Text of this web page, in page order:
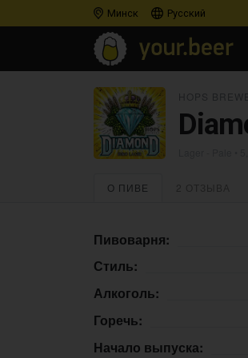
Минск Русский
О ПИВЕ
Пивоварня:
Стиль:
Алкоголь:
Горечь:
Начало выпуска: